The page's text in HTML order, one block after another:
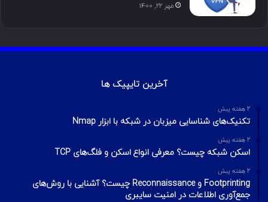
مهر ۲۲, ۱۴۰۰
آخرین تایپیک ها
2 هفته پیش
تکنیک‌های شناسایی میزبان در شبکه با ابزار Nmap
2 هفته پیش
اسکن شبکه چیست؟ معرفی انواع اسکن و فلگ‌های TCP
2 هفته پیش
Footprinting و Reconnaissance چیست؟ آشنایی با روش‌های
جمع‌آوری اطلاعات در امنیت سایبری